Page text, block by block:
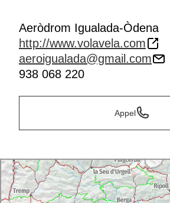
Aeròdrom Igualada-Òdena
http://www.volavela.com
aeroigualada@gmail.com
938 068 220
Appel